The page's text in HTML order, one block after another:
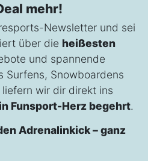
mehr!
Newsletter und sei
über die heißesten
und spannende
Surfens, Snowboardens
wir dir direkt ins
Funsport-Herz begehrt.
Adrenalinkick – ganz